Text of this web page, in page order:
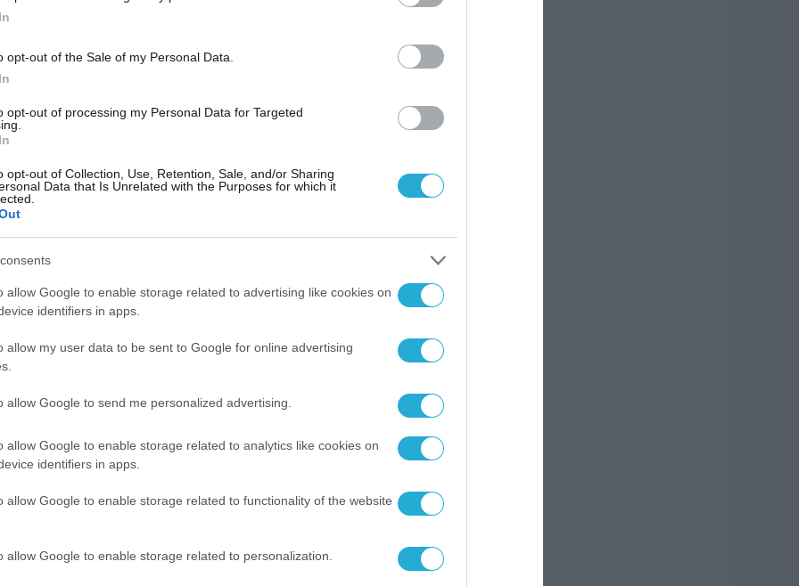
opt-out of the Sale of my Personal Data.
opt-out of processing my Personal Data for Targeted
opt-out of Collection, Use, Retention, Sale, and/or Sharing
Data that Is Unrelated with the Purposes for which it
allow Google to enable storage related to advertising like cookies on
identifiers in apps.
allow my user data to be sent to Google for online advertising
allow Google to send me personalized advertising.
allow Google to enable storage related to analytics like cookies on
identifiers in apps.
allow Google to enable storage related to functionality of the website
allow Google to enable storage related to personalization.
κάμερα 12 MP που αποτυπώνει ευρύτερο φάσμα
πιο φυσικές selfies σε διάφορες
AI καθιστούν την ευφυΐα του κινητού πιο
πλέον αναγνώριση πολλαπλών αντικειμένων,
πολλά στοιχεία μέσα σε μια εικόνα, από
επίσης, την εικονική δοκιμή ρούχων
τους χρήστες να εξερευνήσουν νέα στυλ
αποτελέσματα, καθιστώντας ευκολότερη την
επεξεργασίες. Επιπλέον, η λειτουργία
Voice
πλέον να μεταφράζει καθώς
σημειώσεων συσκέψεων σε 22 γλώσσες.
που παρουσιάστηκαν νωρίτερα φέτος, το Galaxy
όπως το
Galaxy — συμπεριλαμβανομένης της Συλλογής
καθημερινές αλληλεπιδράσεις. Το Galaxy